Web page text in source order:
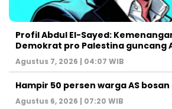
Profil Abdul El-Sayed:
Demokrat pro Palestina guncang
Agustus 7, 2026 | 04:07 WIB
Hampir 50 persen warga AS
Agustus 6, 2026 | 07:20 WIB